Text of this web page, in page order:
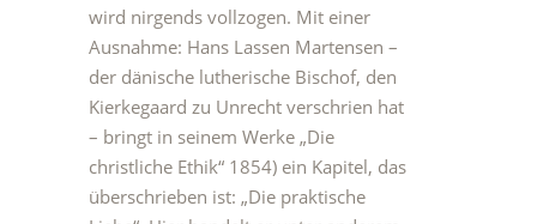
wird nirgends vollzogen. Mit einer
Ausnahme: Hans Lassen Martensen –
der dänische lutherische Bischof, den
Kierkegaard zu Unrecht verschrien hat
– bringt in seinem Werke „Die
christliche Ethik“ 1854) ein Kapitel, das
überschrieben ist: „Die praktische